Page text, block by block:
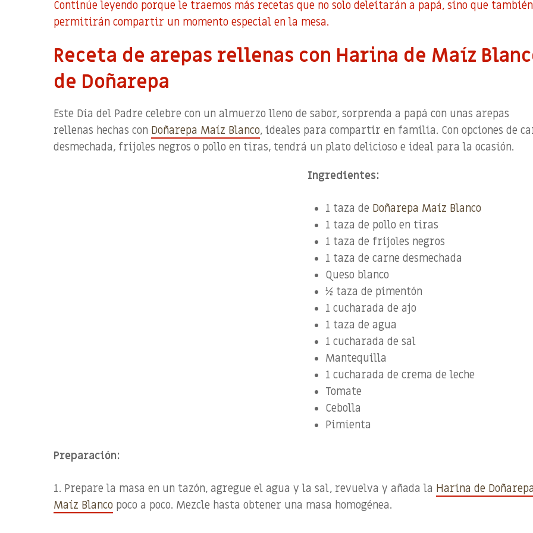
Continúe leyendo porque le traemos más recetas que no solo deleitarán a papá, sino que también
permitirán compartir un momento especial en la mesa.
Receta de arepas rellenas con Harina de Maíz
de Doñarepa
Este Día del Padre celebre con unalmuerzo lleno de sabor, sorprenda a papá con unas arepas
rellenas hechas con Doñarepa Maíz Blanco, ideales para compartir en familia. Con opciones de
desmechada, frijoles negros o pollo en tiras, tendrá un plato deliciosoe ideal para la ocasión.
Ingredientes:
1 taza de Doñarepa Maíz Blanco
1 taza de pollo en tiras
1 taza de frijoles negros
1 taza de carne desmechada
Queso blanco
½ taza de pimentón
1 cucharada de ajo
1 taza de agua
1 cucharada de sal
Mantequilla
1 cucharada de crema de leche
Tomate
Cebolla
Pimienta
Preparación:
1. Prepare la masa en un tazón, agregue el agua y la sal, revuelva y añada la Harina de Doñarepa
Maíz Blanco poco a poco. Mezcle hasta obtener una masa homogénea.